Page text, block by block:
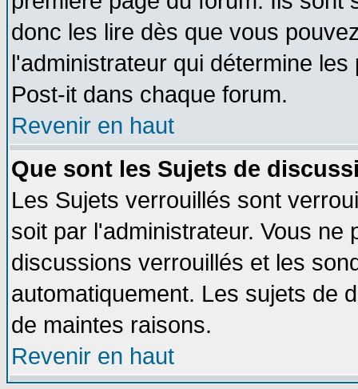
donc les lire dès que vous
l'administrateur qui détermine
Post-it dans chaque forum.
Revenir en haut
Que sont les Sujets de
Les Sujets verrouillés sont
soit par l'administrateur. Vous
discussions verrouillés et les
automatiquement. Les sujets de
de maintes raisons.
Revenir en haut